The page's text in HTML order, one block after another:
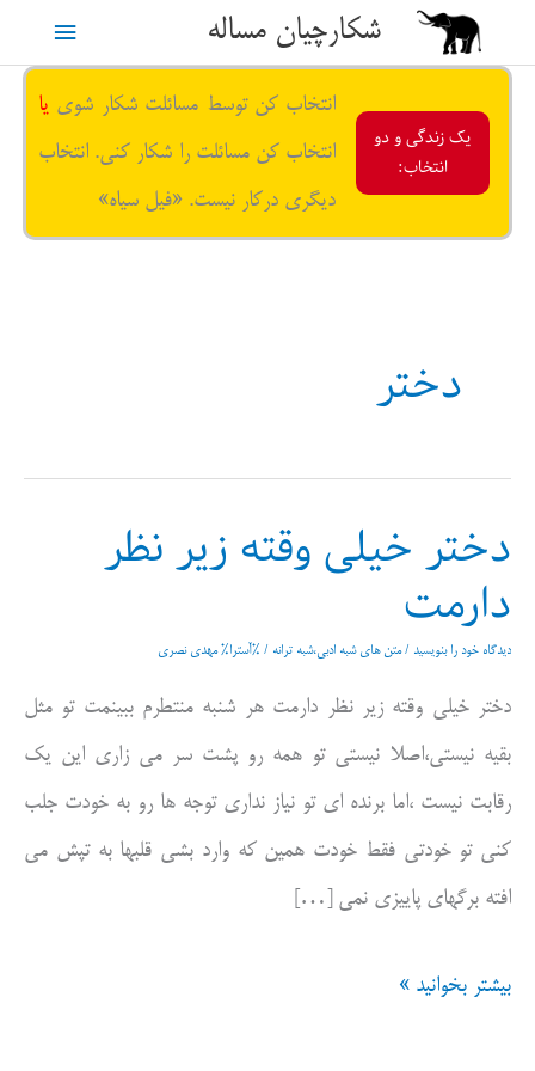
محتوا
شکارچیان مساله
فهرست
یک زندگی و دو
انتخاب:
انتخاب کن توسط مسائلت شکار شوی یا
انتخاب کن مسائلت را شکار کنی. انتخاب
دیگری درکار نیست. «فیل سیاه»
دختر
دختر خیلی وقته زیر نظر
دارمت
دیدگاه‌ خود را بنویسید /متن های شبه ادبی،شبه ترانه / %آسترا% مهدی نصری
دختر خیلی وقته زیر نظر دارمت هر شنبه منتطرم ببینمت تو مثل
بقیه نیستی،اصلا نیستی تو همه رو پشت سر می زاری این یک
رقابت نیست ،اما برنده ای تو نیاز نداری توجه ها رو به خودت جلب
کنی تو خودتی فقط خودت همین که وارد بشی قلبها به تپش می
افته برگهای پاییزی نمی […]
دختر
بیشتر بخوانید »